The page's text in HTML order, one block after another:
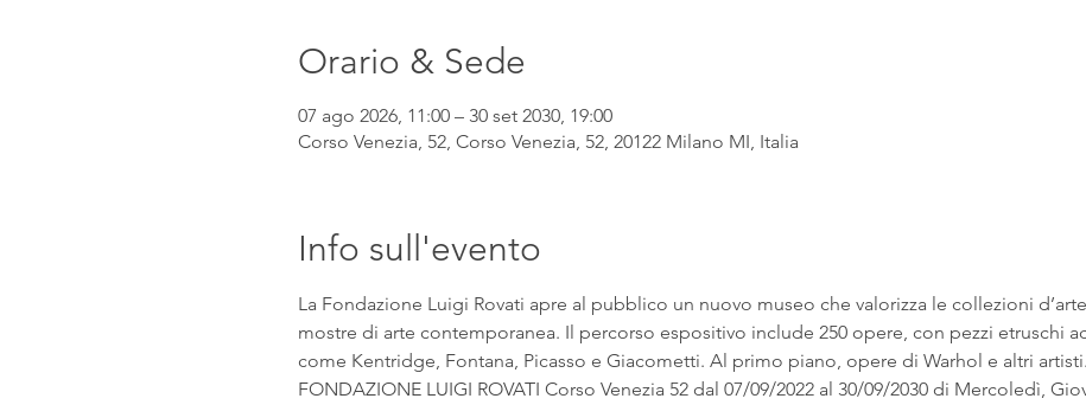
Orario & Sede
07 ago 2026, 11:00 – 30 set 2030, 19:00
Corso Venezia, 52, Corso Venezia, 52, 20122 Milano MI, Italia
Info sull'evento
La Fondazione Luigi Rovati apre al pubblico un nuovo museo che valorizza le collezioni
mostre di arte contemporanea. Il percorso espositivo include 250 opere, con pezzi etruschi
come Kentridge, Fontana, Picasso e Giacometti. Al primo piano, opere di Warhol e altri
FONDAZIONE LUIGI ROVATI Corso Venezia 52 dal 07/09/2022 al 30/09/2030 di Mercoledì,